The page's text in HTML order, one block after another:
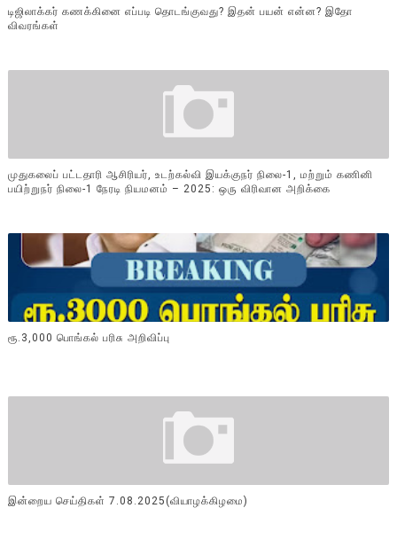
டிஜிலாக்கர் கணக்கினை எப்படி தொடங்குவது? இதன் பயன் என்ன? இதோ
விவரங்கள்
முதுகலைப் பட்டதாரி ஆசிரியர், உடற்கல்வி இயக்குநர் நிலை-1, மற்றும் கணினி
பயிற்றுநர் நிலை-1 நேரடி நியமனம் – 2025: ஒரு விரிவான அறிக்கை
ரூ.3,000 பொங்கல் பரிசு அறிவிப்பு
இன்றைய செய்திகள் 7.08.2025(வியாழக்கிழமை)